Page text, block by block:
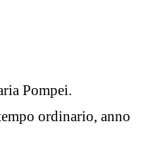
Pompei.
ordinario, anno